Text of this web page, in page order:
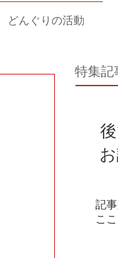
どんぐりの活動
特集記
記
こ